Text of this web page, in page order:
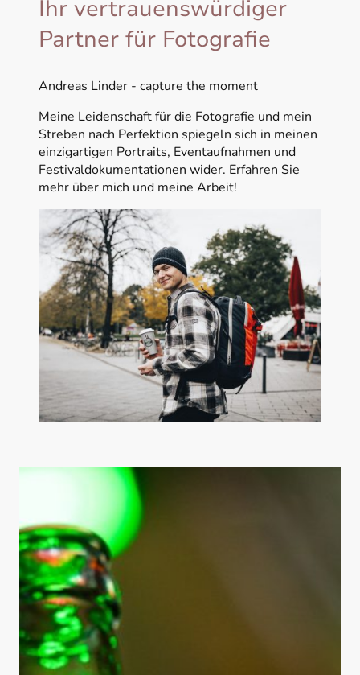
Ihr vertrauenswürdiger
Partner für Fotografie
Andreas Linder - capture the moment
Meine Leidenschaft für die Fotografie und mein
Streben nach Perfektion spiegeln sich in meinen
einzigartigen Portraits, Eventaufnahmen und
Festivaldokumentationen wider. Erfahren Sie
mehr über mich und meine Arbeit!